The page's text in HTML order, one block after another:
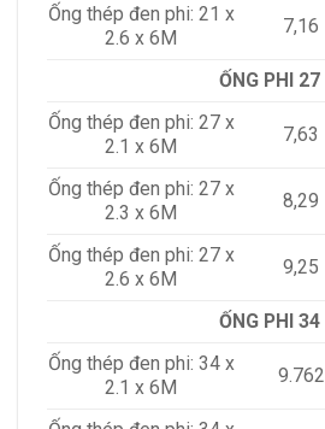
Ống thép đen phi: 21 x
2.6 x 6M
7,16
ỐNG PHI 27
Ống thép đen phi: 27 x
2.1 x 6M
7,63
Ống thép đen phi: 27 x
2.3 x 6M
8,29
Ống thép đen phi: 27 x
2.6 x 6M
9,25
ỐNG PHI 34
Ống thép đen phi: 34 x
2.1 x 6M
9.762